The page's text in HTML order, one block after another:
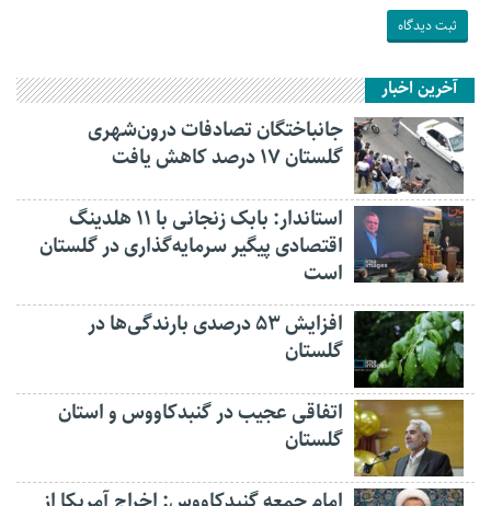
آخرین اخبار
جانباختگان تصادفات درون‌شهری
گلستان ۱۷ درصد کاهش یافت
استاندار: بابک زنجانی با ۱۱ هلدینگ
اقتصادی پیگیر سرمایه‌گذاری در گلستان
است
افزایش ۵۳ درصدی بارندگی‌ها در
گلستان
اتفاقی عجیب در‌ گنبدکاووس و استان
گلستان